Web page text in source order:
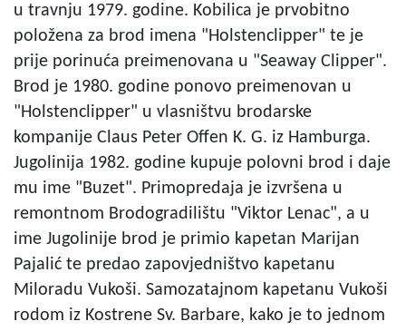
u travnju 1979. godine. Kobilica je prvobitno
položena za brod imena "Holstenclipper" te je
prije porinuća preimenovana u "Seaway Clipper".
Brod je 1980. godine ponovo preimenovan u
"Holstenclipper" u vlasništvu brodarske
kompanije Claus Peter Offen K. G. iz Hamburga.
Jugolinija 1982. godine kupuje polovni brod i daje
mu ime "Buzet". Primopredaja je izvršena u
remontnom Brodogradilištu "Viktor Lenac", a u
ime Jugolinije brod je primio kapetan Marijan
Pajalić te predao zapovjedništvo kapetanu
Miloradu Vukoši. Samozatajnom kapetanu Vukoši
rodom iz Kostrene Sv. Barbare, kako je to jednom